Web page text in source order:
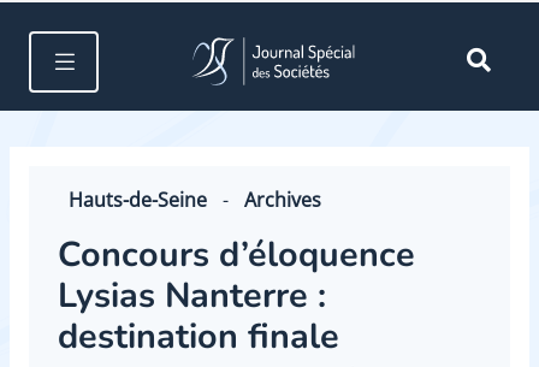
Hauts-de-Seine - Archives
Concours d’éloquence
Lysias Nanterre :
destination finale